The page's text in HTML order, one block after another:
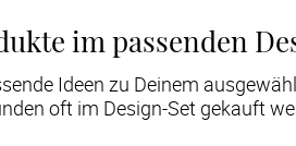
im passenden
Ideen zu Deinem
oft im Design-Set gekauft